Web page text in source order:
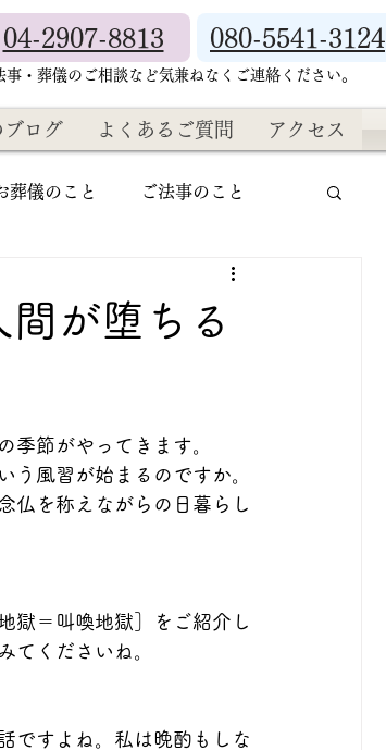
04-2907-8813 080-5541-3124
・葬儀のご相談など気兼ねなくご連絡ください。
ブログ よくあるご質問 アクセス
葬儀のこと ご法事のこと
が堕ちる
季節がやってきます。
う風習が始まるのですか。
仏を称えながらの日暮らし
獄＝叫喚地獄］をご紹介し
てくださいね。
ですよね。私は晩酌もしな